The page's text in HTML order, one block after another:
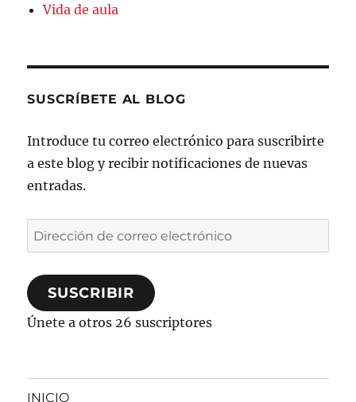
Vida de aula
SUSCRÍBETE AL BLOG
Introduce tu correo electrónico para suscribirte
a este blog y recibir notificaciones de nuevas
entradas.
Dirección
de
correo
electrónico
SUSCRIBIR
Únete a otros 26 suscriptores
INICIO